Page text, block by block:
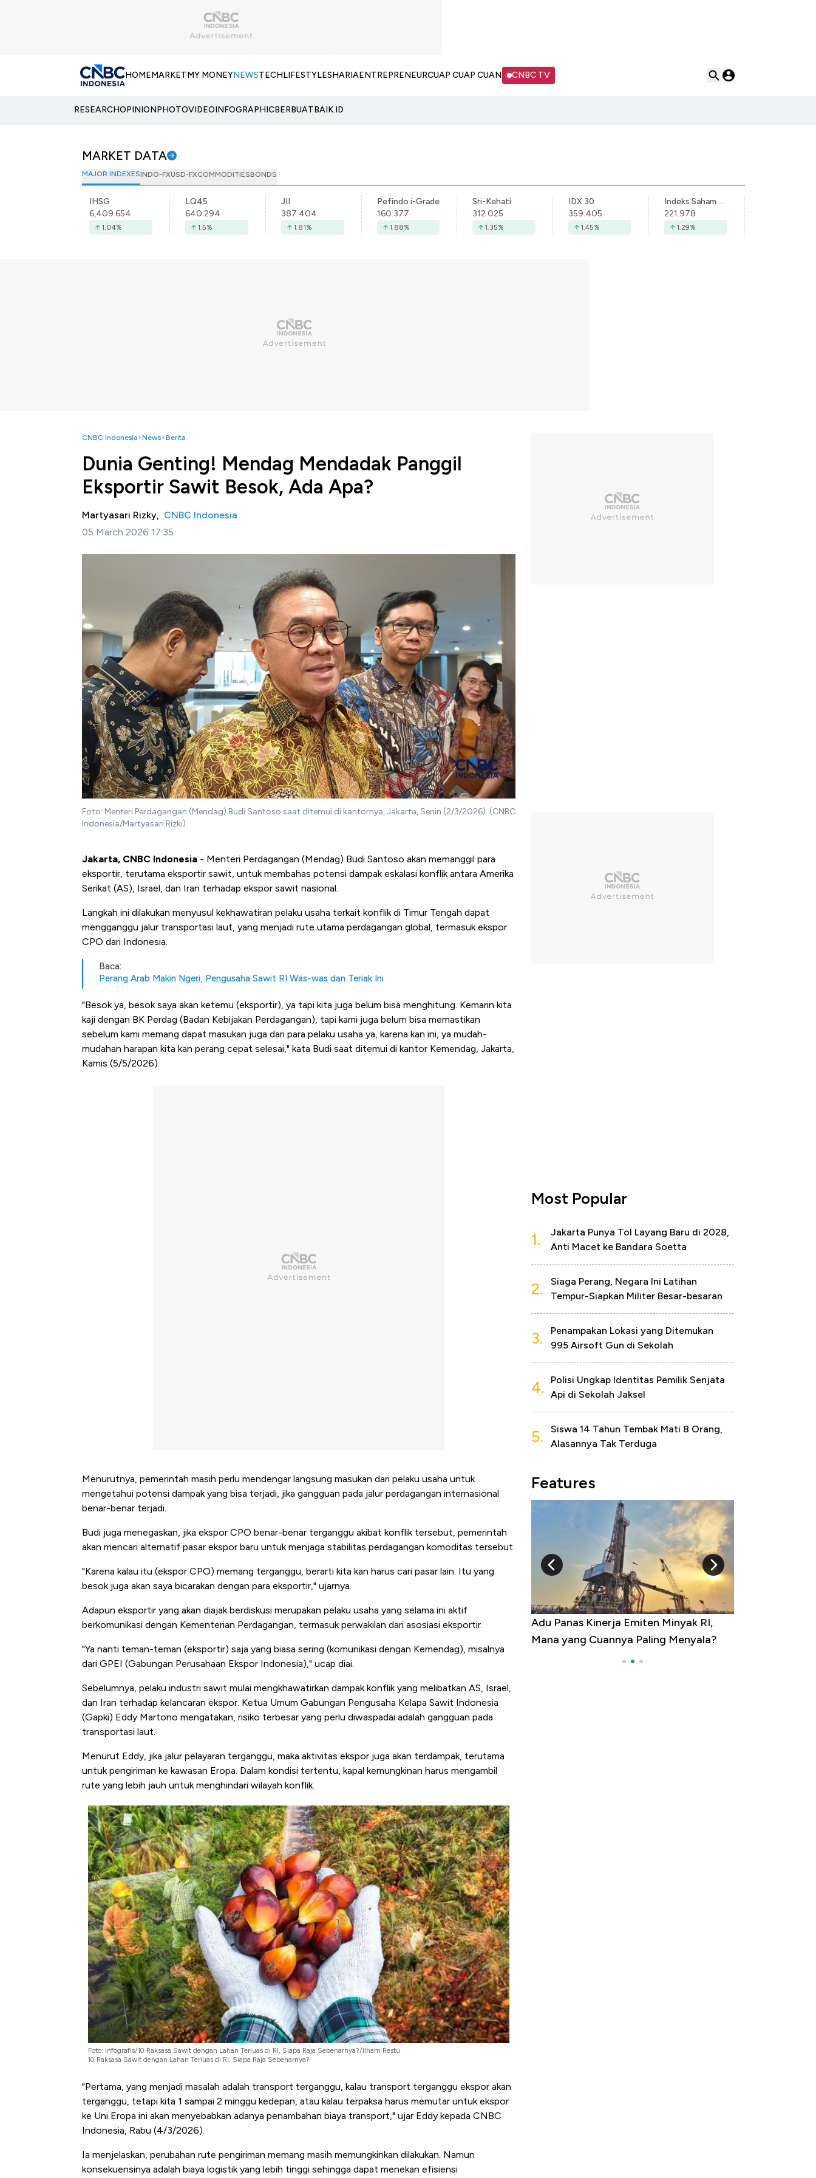
HOMEMARKETMY MONEYNEWSTECHLIFESTYLESHARIAENTREPRENEURCUAP CUAP CUAN CNBC TV
RESEARCHOPINIONPHOTOVIDEOINFOGRAPHICBERBUATBAIK.ID
MARKET DATA
MAJOR INDEXESINDO-FXUSD-FXCOMMODITIESBONDS
IHSG
6,409.654
1.04%
LQ45
640.294
1.5%
JII
387.404
1.81%
Pefindo i-Grade
160.377
1.88%
Sri-Kehati
312.025
1.35%
IDX 30
359.405
1.45%
Indeks Saham Syariah Indonesia
221.978
1.29%
CNBC Indonesia News Berita
Dunia Genting! Mendag Mendadak Panggil
Eksportir Sawit Besok, Ada Apa?
Martyasari Rizky, CNBC Indonesia
05 March 2026 17:35
Foto: Menteri Perdagangan (Mendag) Budi Santoso saat ditemui di kantornya, Jakarta, Senin (2/3/2026). (CNBC
Indonesia/Martyasari Rizki)
Jakarta, CNBC Indonesia - Menteri Perdagangan (Mendag) Budi Santoso akan memanggil para
eksportir, terutama eksportir sawit, untuk membahas potensi dampak eskalasi konflik antara Amerika
Serikat (AS), Israel, dan Iran terhadap ekspor sawit nasional.
Langkah ini dilakukan menyusul kekhawatiran pelaku usaha terkait konflik di Timur Tengah dapat
mengganggu jalur transportasi laut, yang menjadi rute utama perdagangan global, termasuk ekspor
CPO dari Indonesia.
Baca:
Perang Arab Makin Ngeri, Pengusaha Sawit RI Was-was dan Teriak Ini
"Besok ya, besok saya akan ketemu (eksportir), ya tapi kita juga belum bisa menghitung. Kemarin kita
kaji dengan BK Perdag (Badan Kebijakan Perdagangan), tapi kami juga belum bisa memastikan
sebelum kami memang dapat masukan juga dari para pelaku usaha ya, karena kan ini, ya mudah-
mudahan harapan kita kan perang cepat selesai," kata Budi saat ditemui di kantor Kemendag, Jakarta,
Kamis (5/5/2026).
Menurutnya, pemerintah masih perlu mendengar langsung masukan dari pelaku usaha untuk
mengetahui potensi dampak yang bisa terjadi, jika gangguan pada jalur perdagangan internasional
benar-benar terjadi.
Budi juga menegaskan, jika ekspor CPO benar-benar terganggu akibat konflik tersebut, pemerintah
akan mencari alternatif pasar ekspor baru untuk menjaga stabilitas perdagangan komoditas tersebut.
"Karena kalau itu (ekspor CPO) memang terganggu, berarti kita kan harus cari pasar lain. Itu yang
besok juga akan saya bicarakan dengan para eksportir," ujarnya.
Adapun eksportir yang akan diajak berdiskusi merupakan pelaku usaha yang selama ini aktif
berkomunikasi dengan Kementerian Perdagangan, termasuk perwakilan dari asosiasi eksportir.
"Ya nanti teman-teman (eksportir) saja yang biasa sering (komunikasi dengan Kemendag), misalnya
dari GPEI (Gabungan Perusahaan Ekspor Indonesia)," ucap diai.
Sebelumnya, pelaku industri sawit mulai mengkhawatirkan dampak konflik yang melibatkan AS, Israel,
dan Iran terhadap kelancaran ekspor. Ketua Umum Gabungan Pengusaha Kelapa Sawit Indonesia
(Gapki) Eddy Martono mengatakan, risiko terbesar yang perlu diwaspadai adalah gangguan pada
transportasi laut.
Menurut Eddy, jika jalur pelayaran terganggu, maka aktivitas ekspor juga akan terdampak, terutama
untuk pengiriman ke kawasan Eropa. Dalam kondisi tertentu, kapal kemungkinan harus mengambil
rute yang lebih jauh untuk menghindari wilayah konflik.
Foto: Infografis/10 Raksasa Sawit dengan Lahan Terluas di RI, Siapa Raja Sebenarnya?/Ilham Restu
10 Raksasa Sawit dengan Lahan Terluas di RI, Siapa Raja Sebenarnya?
"Pertama, yang menjadi masalah adalah transport terganggu, kalau transport terganggu ekspor akan
terganggu, tetapi kita 1 sampai 2 minggu kedepan, atau kalau terpaksa harus memutar untuk ekspor
ke Uni Eropa ini akan menyebabkan adanya penambahan biaya transport," ujar Eddy kepada CNBC
Indonesia, Rabu (4/3/2026).
Ia menjelaskan, perubahan rute pengiriman memang masih memungkinkan dilakukan. Namun
konsekuensinya adalah biaya logistik yang lebih tinggi sehingga dapat menekan efisiensi
Most Popular
1.
Jakarta Punya Tol Layang Baru di 2028,
Anti Macet ke Bandara Soetta
2.
Siaga Perang, Negara Ini Latihan
Tempur-Siapkan Militer Besar-besaran
3.
Penampakan Lokasi yang Ditemukan
995 Airsoft Gun di Sekolah
4.
Polisi Ungkap Identitas Pemilik Senjata
Api di Sekolah Jaksel
5.
Siswa 14 Tahun Tembak Mati 8 Orang,
Alasannya Tak Terduga
Features
Kongo Tutup Keran Ekspor, Harga
Adu Panas Kinerja Emiten Minyak RI,
Mana yang Cuannya Paling Menyala?